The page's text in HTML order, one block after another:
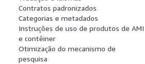
Contratos padronizados
Categorias e metadados
Instruções de uso de produtos de AMI
e contêiner
Otimização do mecanismo de
pesquisa